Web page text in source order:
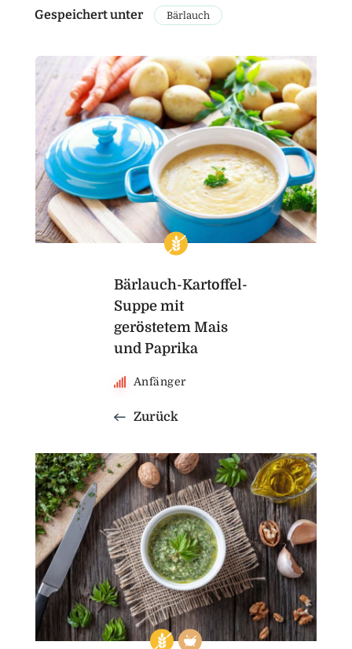
Gespeichert unter Bärlauch
Bärlauch-Kartoffel-
Suppe mit
geröstetem Mais
und Paprika
Anfänger
Zurück